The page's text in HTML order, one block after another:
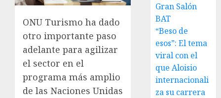
ONU Turismo ha dado
otro importante paso
adelante para agilizar
el sector en el
programa más amplio
de las Naciones Unidas
Gran Salón
BAT
“Beso de
esos”: El tema
viral con el
que Aloisio
internacionali
za su carrera